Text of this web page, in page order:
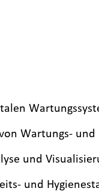
Wartungs-
und
und